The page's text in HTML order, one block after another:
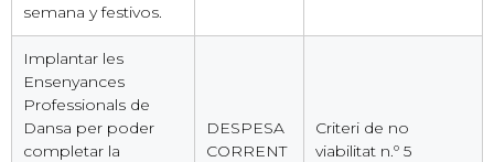
semana y festivos.
Implantar les
Ensenyances
Professionals de
Dansa per poder
completar la
DESPESA
CORRENT
Criteri de no
viabilitat n.º 5